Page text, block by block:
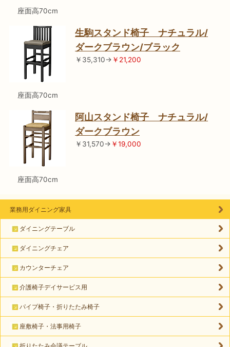
座面高70cm
座面高70cm
生駒スタンド椅子 ナチュラル/
ダークブラウン/ブラック
￥35,310→ ￥21,200
座面高70cm
阿山スタンド椅子 ナチュラル/
ダークブラウン
￥31,570→ ￥19,000
業務用ダイニング家具
ダイニングテーブル
ダイニングチェア
カウンターチェア
介護椅子デイサービス用
パイプ椅子・折りたたみ椅子
座敷椅子・法事用椅子